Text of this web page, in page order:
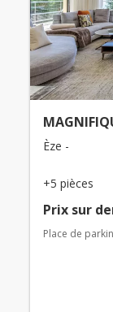
Èze -
+5 pièces
Prix ​​sur
Place de